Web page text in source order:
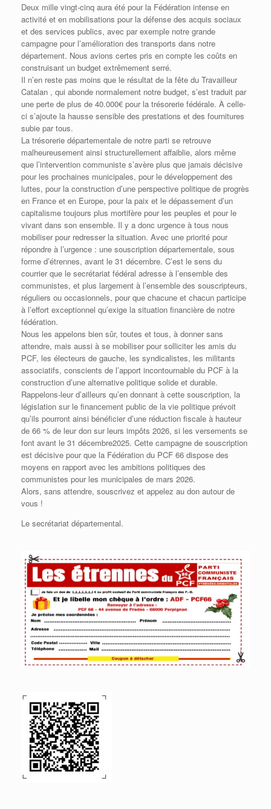
Deux mille vingt-cinq aura été pour la Fédération intense en
activité et en mobilisations pour la défense des acquis sociaux
et des services publics, avec par exemple notre grande
campagne pour l’amélioration des transports dans notre
département. Nous avions certes pris en compte les coûts en
construisant un budget extrêmement serré.
Il n’en reste pas moins que le résultat de la fête du Travailleur
Catalan , qui abonde normalement notre budget, s’est traduit par
une perte de plus de 40.000€ pour la trésorerie fédérale. À celle-
ci s’ajoute la hausse sensible des prestations et des fournitures
subie par tous.
La trésorerie départementale de notre parti se retrouve
malheureusement ainsi structurellement affaiblie, alors même
que l’intervention communiste s’avère plus que jamais décisive
pour les prochaines municipales, pour le développement des
luttes, pour la construction d’une perspective politique de progrès
en France et en Europe, pour la paix et le dépassement d’un
capitalisme toujours plus mortifère pour les peuples et pour le
vivant dans son ensemble. Il y a donc urgence à tous nous
mobiliser pour redresser la situation. Avec une priorité pour
répondre à l’urgence : une souscription départementale, sous
forme d’étrennes, avant le 31 décembre. C’est le sens du
courrier que le secrétariat fédéral adresse à l’ensemble des
communistes, et plus largement à l’ensemble des souscripteurs,
réguliers ou occasionnels, pour que chacune et chacun participe
à l’effort exceptionnel qu’exige la situation financière de notre
fédération.
Nous les appelons bien sûr, toutes et tous, à donner sans
attendre, mais aussi à se mobiliser pour solliciter les amis du
PCF, les électeurs de gauche, les syndicalistes, les militants
associatifs, conscients de l’apport incontournable du PCF à la
construction d’une alternative politique solide et durable.
Rappelons-leur d’ailleurs qu’en donnant à cette souscription, la
législation sur le financement public de la vie politique prévoit
qu’ils pourront ainsi bénéficier d’une réduction fiscale à hauteur
de 66 % de leur don sur leurs impôts 2026, si les versements se
font avant le 31 décembre2025. Cette campagne de souscription
est décisive pour que la Fédération du PCF 66 dispose des
moyens en rapport avec les ambitions politiques des
communistes pour les municipales de mars 2026.
Alors, sans attendre, souscrivez et appelez au don autour de
vous !
Le secrétariat départemental.